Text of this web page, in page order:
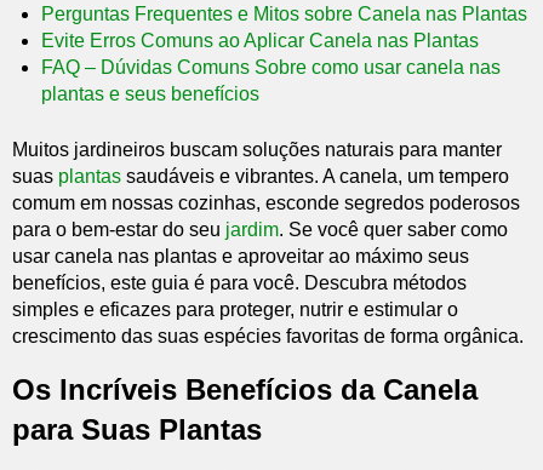
Perguntas Frequentes e Mitos sobre Canela nas Plantas
Evite Erros Comuns ao Aplicar Canela nas Plantas
FAQ – Dúvidas Comuns Sobre como usar canela nas
plantas e seus benefícios
Muitos jardineiros buscam soluções naturais para manter
suas plantas saudáveis e vibrantes. A canela, um tempero
comum em nossas cozinhas, esconde segredos poderosos
para o bem-estar do seu jardim. Se você quer saber como
usar canela nas plantas e aproveitar ao máximo seus
benefícios, este guia é para você. Descubra métodos
simples e eficazes para proteger, nutrir e estimular o
crescimento das suas espécies favoritas de forma orgânica.
Os Incríveis Benefícios da Canela
para Suas Plantas